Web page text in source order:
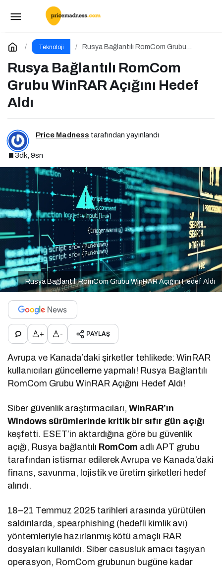
Teknoloji
Rusya Bağlantılı RomCom Grubu
Rusya Bağlantılı RomCom
Grubu WinRAR Açığını Hedef
Aldı
Price Madness tarafından yayınlandı
3dk, 9sn
Rusya Bağlantılı RomCom Grubu WinRAR Açığını Hedef Aldı
+ - PAYLAŞ
Avrupa ve Kanada’daki şirketler tehlikede: WinRAR
kullanıcıları güncelleme yapmalı! Rusya Bağlantılı
RomCom Grubu WinRAR Açığını Hedef Aldı!
Siber güvenlik araştırmacıları,WinRAR’ın
Windows sürümlerinde kritik bir sıfır gün açığı
keşfetti. ESET’in aktardığına göre bu güvenlik
açığı, Rusya bağlantılı RomCom adlı APT grubu
tarafından istismar edilerek Avrupa ve Kanada’daki
finans, savunma, lojistik ve üretim şirketleri hedef
alındı.
18–21 Temmuz 2025 tarihleri arasında yürütülen
saldırılarda, spearphishing (hedefli kimlik avı)
yöntemleriyle hazırlanmış kötü amaçlı RAR
dosyaları kullanıldı. Siber casusluk amacı taşıyan
operasyon, RomCom grubunun bugüne kadar
YouTube Video İndirme Rehberi
Yorum Yap